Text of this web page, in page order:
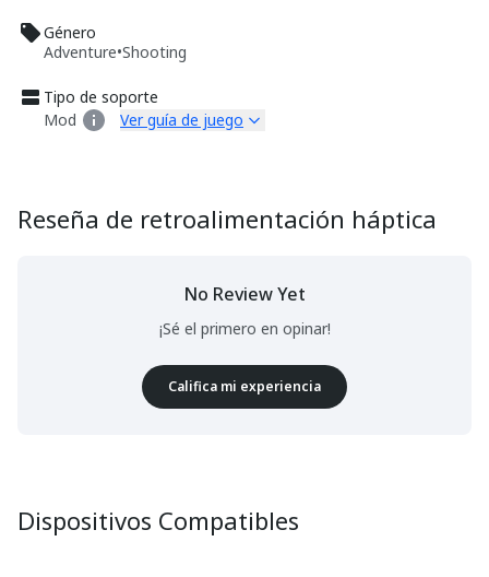
Género
Adventure•Shooting
Tipo de soporte
Mod
Ver guía de juego
Reseña de retroalimentación háptica
No Review Yet
¡Sé el primero en opinar!
Califica mi experiencia
Dispositivos Compatibles